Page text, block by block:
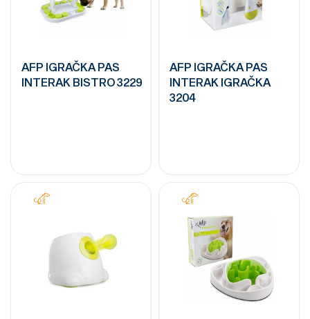
AFP IGRAČKA PAS
INTERAK BISTRO 3229
AFP IGRAČKA PAS
INTERAK IGRAČKA
3204